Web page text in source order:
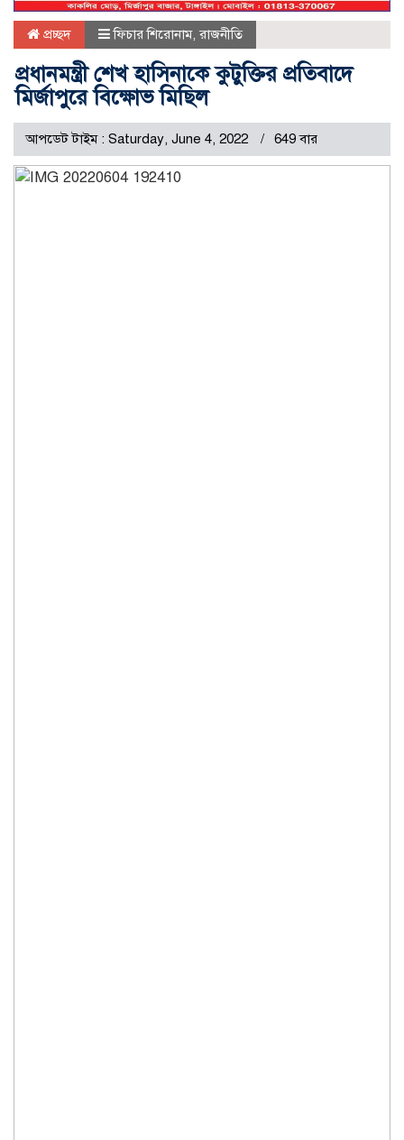
প্রচ্ছদ ফিচার শিরোনাম, রাজনীতি
প্রধানমন্ত্রী শেখ হাসিনাকে কুটুক্তির প্রতিবাদে
মির্জাপুরে বিক্ষোভ মিছিল
আপডেট টাইম : Saturday, June 4, 2022 649 বার